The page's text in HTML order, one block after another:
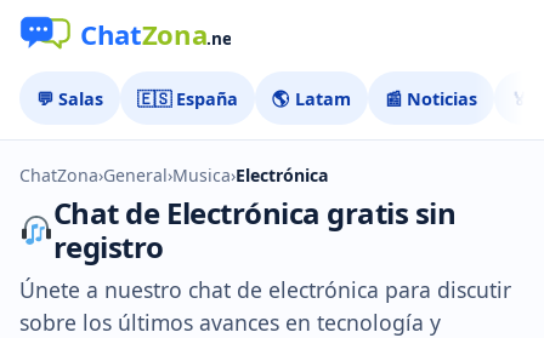
💬 Salas 🇪🇸 España 🌎 Latam 📰 Noticias 🏅
ChatZona›General›Musica›Electrónica
Chat de Electrónica gratis sin
registro
Únete a nuestro chat de electrónica para discutir
sobre los últimos avances en tecnología y